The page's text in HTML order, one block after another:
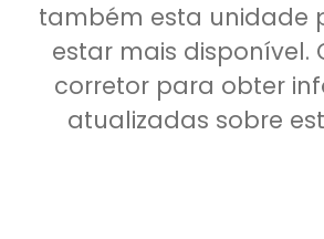
também esta unidade
estar mais disponível.
corretor para obter
atualizadas sobre